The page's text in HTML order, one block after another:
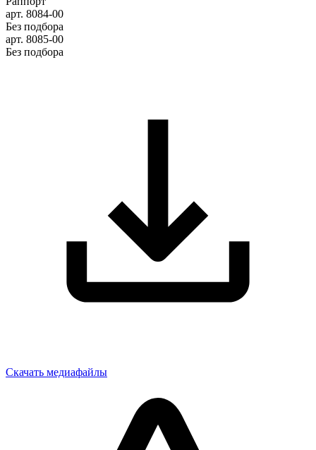
арт. 8084-00
Без подбора
арт. 8085-00
Без подбора
Скачать медиафайлы